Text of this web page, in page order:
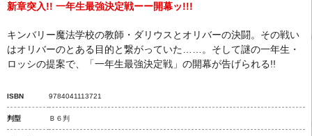
新章突入!! 一年生最強決定戦ーー開幕ッ!!!
キンバリー魔法学校の教師・ダリウスとオリバーの決闘。その戦い
はオリバーのとある目的と繋がっていた……。そして謎の一年生・
ロッシの提案で、「一年生最強決定戦」の開幕が告げられる!!
ISBN 9784041113721
判型 Ｂ６判